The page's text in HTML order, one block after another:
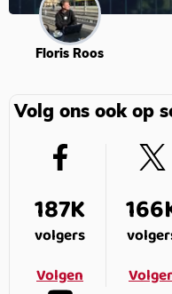
Floris Roos
Volg ons ook op
187K
volgers
Volgen